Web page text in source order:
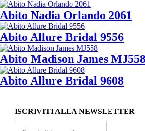
Abito Nadia Orlando 2061
Abito Allure Bridal 9556
Abito Madison James MJ558
Abito Allure Bridal 9608
ISCRIVITI ALLA NEWSLETTER